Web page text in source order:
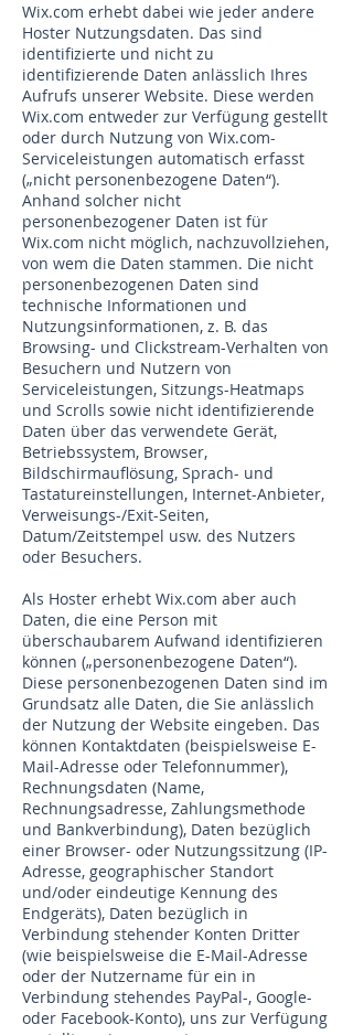
Wix.com erhebt dabei wie jeder andere
Hoster Nutzungsdaten. Das sind
identifizierte und nicht zu
identifizierende Daten anlässlich Ihres
Aufrufs unserer Website. Diese werden
Wix.com entweder zur Verfügung gestellt
oder durch Nutzung von Wix.com-
Serviceleistungen automatisch erfasst
(„nicht personenbezogene Daten“).
Anhand solcher nicht
personenbezogener Daten ist für
Wix.com nicht möglich, nachzuvollziehen,
von wem die Daten stammen. Die nicht
personenbezogenen Daten sind
technische Informationen und
Nutzungsinformationen, z. B. das
Browsing- und Clickstream-Verhalten von
Besuchern und Nutzern von
Serviceleistungen, Sitzungs-Heatmaps
und Scrolls sowie nicht identifizierende
Daten über das verwendete Gerät,
Betriebssystem, Browser,
Bildschirmauflösung, Sprach- und
Tastatureinstellungen, Internet-Anbieter,
Verweisungs-/Exit-Seiten,
Datum/Zeitstempel usw. des Nutzers
oder Besuchers.
Als Hoster erhebt Wix.com aber auch
Daten, die eine Person mit
überschaubarem Aufwand identifizieren
können („personenbezogene Daten“).
Diese personenbezogenen Daten sind im
Grundsatz alle Daten, die Sie anlässlich
der Nutzung der Website eingeben. Das
können Kontaktdaten (beispielsweise E-
Mail-Adresse oder Telefonnummer),
Rechnungsdaten (Name,
Rechnungsadresse, Zahlungsmethode
und Bankverbindung), Daten bezüglich
einer Browser- oder Nutzungssitzung (IP-
Adresse, geographischer Standort
und/oder eindeutige Kennung des
Endgeräts), Daten bezüglich in
Verbindung stehender Konten Dritter
(wie beispielsweise die E-Mail-Adresse
oder der Nutzername für ein in
Verbindung stehendes PayPal-, Google-
oder Facebook-Konto), uns zur Verfügung